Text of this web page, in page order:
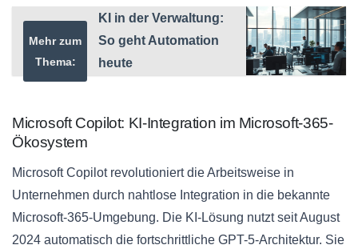
Mehr zum
Thema:
KI in der Verwaltung:
So geht Automation
heute
Microsoft Copilot: KI-Integration im Microsoft-365-
Ökosystem
Microsoft Copilot revolutioniert die Arbeitsweise in
Unternehmen durch nahtlose Integration in die bekannte
Microsoft-365-Umgebung. Die KI-Lösung nutzt seit August
2024 automatisch die fortschrittliche GPT-5-Architektur. Sie